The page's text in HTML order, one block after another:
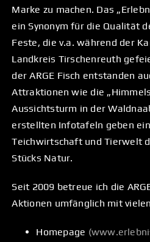
Marke zu machen. Das
ein Synonym für die Qualität
Feste, die v.a. während der
Landkreis Tirschenreuth
der ARGE Fisch entstanden
Attraktionen wie die
Aussichtsturm in der
erstellten Infotafeln geben
Teichwirtschaft und Tierwelt
Stücks Natur.
Seit 2009 betreue ich die
Aktionen umfänglich mit
Homepage (